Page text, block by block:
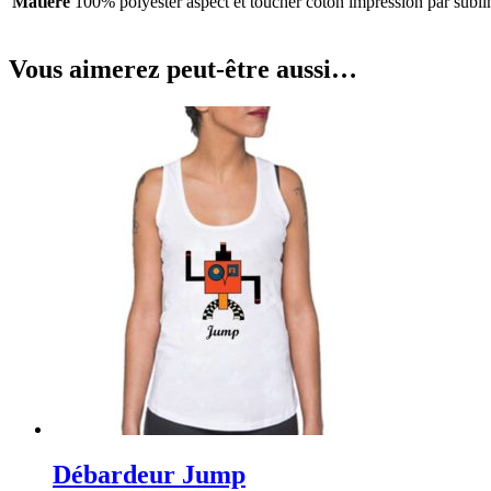
Vous aimerez peut-être aussi…
Débardeur Jump